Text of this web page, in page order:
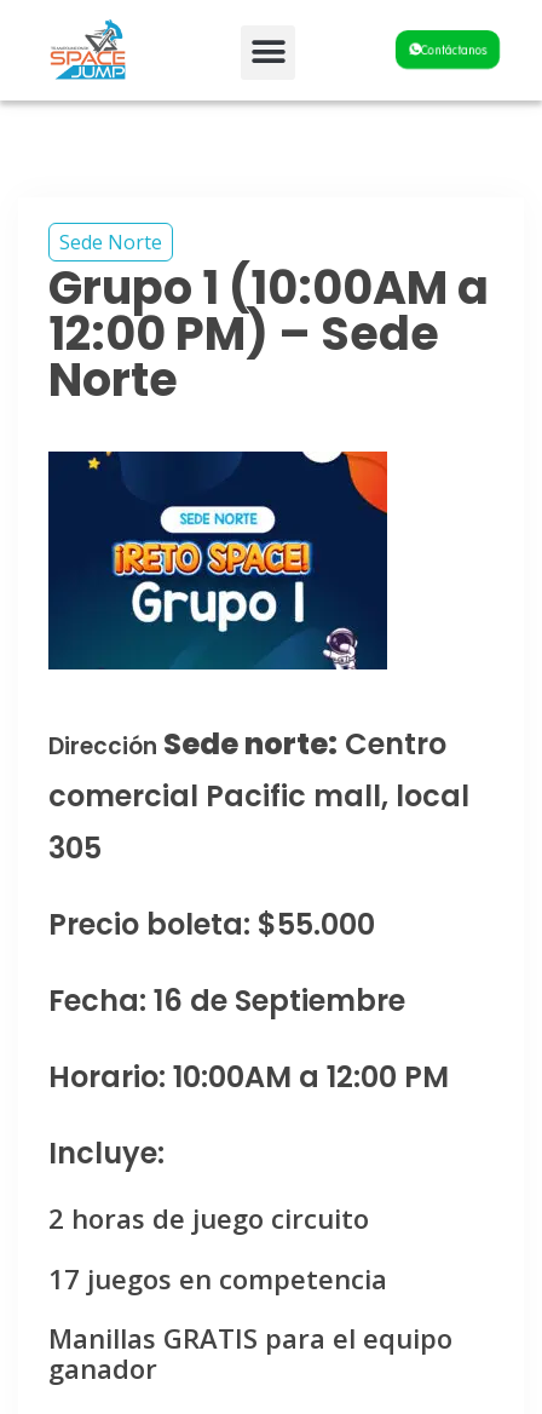
Contáctanos
Sede Norte
Grupo 1 (10:00AM a
12:00 PM) – Sede
Norte
Dirección Sede norte: Centro
comercial Pacific mall, local
305
Precio boleta: $55.000
Fecha: 16 de Septiembre
Horario: 10:00AM a 12:00 PM
Incluye:
2 horas de juego circuito
17 juegos en competencia
Manillas GRATIS para el equipo
ganador